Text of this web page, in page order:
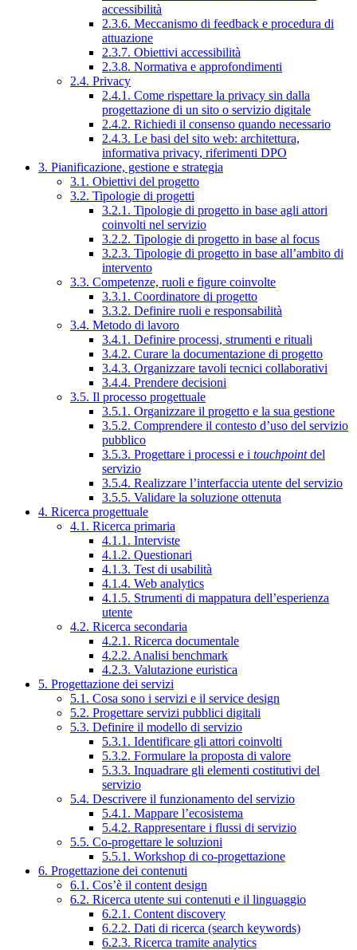
accessibilità
2.3.6. Meccanismo di feedback e procedura di
attuazione
2.3.7. Obiettivi accessibilità
2.3.8. Normativa e approfondimenti
2.4. Privacy
2.4.1. Come rispettare la privacy sin dalla
progettazione di un sito o servizio digitale
2.4.2. Richiedi il consenso quando necessario
2.4.3. Le basi del sito web: architettura,
informativa privacy, riferimenti DPO
3. Pianificazione, gestione e strategia
3.1. Obiettivi del progetto
3.2. Tipologie di progetti
3.2.1. Tipologie di progetto in base agli attori
coinvolti nel servizio
3.2.2. Tipologie di progetto in base al focus
3.2.3. Tipologie di progetto in base all’ambito di
intervento
3.3. Competenze, ruoli e figure coinvolte
3.3.1. Coordinatore di progetto
3.3.2. Definire ruoli e responsabilità
3.4. Metodo di lavoro
3.4.1. Definire processi, strumenti e rituali
3.4.2. Curare la documentazione di progetto
3.4.3. Organizzare tavoli tecnici collaborativi
3.4.4. Prendere decisioni
3.5. Il processo progettuale
3.5.1. Organizzare il progetto e la sua gestione
3.5.2. Comprendere il contesto d’uso del servizio
pubblico
3.5.3. Progettare i processi e i touchpointdel
servizio
3.5.4. Realizzare l’interfaccia utente del servizio
3.5.5. Validare la soluzione ottenuta
4. Ricerca progettuale
4.1. Ricerca primaria
4.1.1. Interviste
4.1.2. Questionari
4.1.3. Test di usabilità
4.1.4. Web analytics
4.1.5. Strumenti di mappatura dell’esperienza
utente
4.2. Ricerca secondaria
4.2.1. Ricerca documentale
4.2.2. Analisi benchmark
4.2.3. Valutazione euristica
5. Progettazione dei servizi
5.1. Cosa sono i servizi e il service design
5.2. Progettare servizi pubblici digitali
5.3. Definire il modello di servizio
5.3.1. Identificare gli attori coinvolti
5.3.2. Formulare la proposta di valore
5.3.3. Inquadrare gli elementi costitutivi del
servizio
5.4. Descrivere il funzionamento del servizio
5.4.1. Mappare l’ecosistema
5.4.2. Rappresentare i flussi di servizio
5.5. Co-progettare le soluzioni
5.5.1. Workshop di co-progettazione
6. Progettazione dei contenuti
6.1. Cos’è il content design
6.2. Ricerca utente sui contenuti e il linguaggio
6.2.1. Content discovery
6.2.2. Dati di ricerca (search keywords)
6.2.3. Ricerca tramite analytics